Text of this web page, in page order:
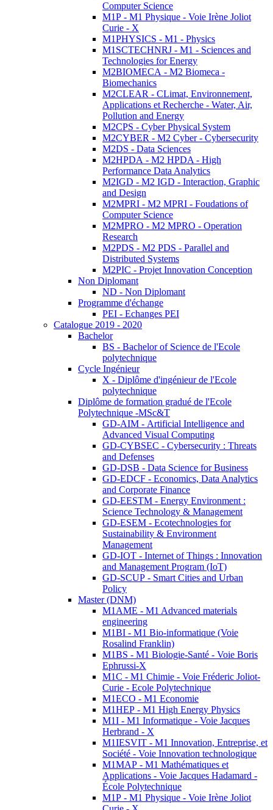
Computer Science
M1P - M1 Physique - Voie Irène Joliot
Curie - X
M1PHYSICS - M1 - Physics
M1SCTECHNRJ - M1 - Sciences and
Technologies for Energy
M2BIOMECA - M2 Biomeca -
Biomechanics
M2CLEAR - CLimat, Environnement,
Applications et Recherche - Water, Air,
Pollution and Energy
M2CPS - Cyber Physical System
M2CYBER - M2 Cyber - Cybersecurity
M2DS - Data Sciences
M2HPDA - M2 HPDA - High
Performance Data Analytics
M2IGD - M2 IGD - Interaction, Graphic
and Design
M2MPRI - M2 MPRI - Foudations of
Computer Science
M2MPRO - M2 MPRO - Operation
Research
M2PDS - M2 PDS - Parallel and
Distributed Systems
M2PIC - Projet Innovation Conception
Non Diplomant
ND - Non Diplomant
Programme d'échange
PEI - Echanges PEI
Catalogue 2019 - 2020
Bachelor
BS - Bachelor of Science de l'Ecole
polytechnique
Cycle Ingénieur
X - Diplôme d'ingénieur de l'Ecole
polytechnique
Diplôme de formation gradué de l'Ecole
Polytechnique -MSc&T
GD-AIM - Artificial Intelligence and
Advanced Visual Computing
GD-CYBSEC - Cybersecurity : Threats
and Defenses
GD-DSB - Data Science for Business
GD-EDCF - Economics, Data Analytics
and Corporate Finance
GD-EESTM - Energy Environment :
Science Technology & Management
GD-ESEM - Ecotechnologies for
Sustainability & Environment
Management
GD-IOT - Internet of Things : Innovation
and Management Program (IoT)
GD-SCUP - Smart Cities and Urban
Policy
Master (DNM)
M1AME - M1 Advanced materials
engineering
M1BI - M1 Bio-informatique (Voie
Rosalind Franklin)
M1BS - M1 Biologie-Santé - Voie Boris
Ephrussi-X
M1C - M1 Chimie - Voie Fréderic Joliot-
Curie - Ecole Polytechnique
M1ECO - M1 Economie
M1HEP - M1 High Energy Physics
M1I - M1 Informatique - Voie Jacques
Herbrand - X
M1IESVIT - M1 Innovation, Entreprise, et
Société - Voie Innovation technologique
M1MAP - M1 Mathématiques et
Applications - Voie Jacques Hadamard -
École Polytechnique
M1P - M1 Physique - Voie Irène Joliot